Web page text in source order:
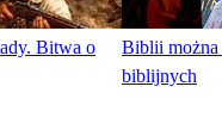
Bitwa o
Biblii można
biblijnych